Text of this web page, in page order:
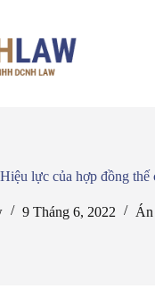
lực của hợp đồng
9 Tháng 6, 2022 Án